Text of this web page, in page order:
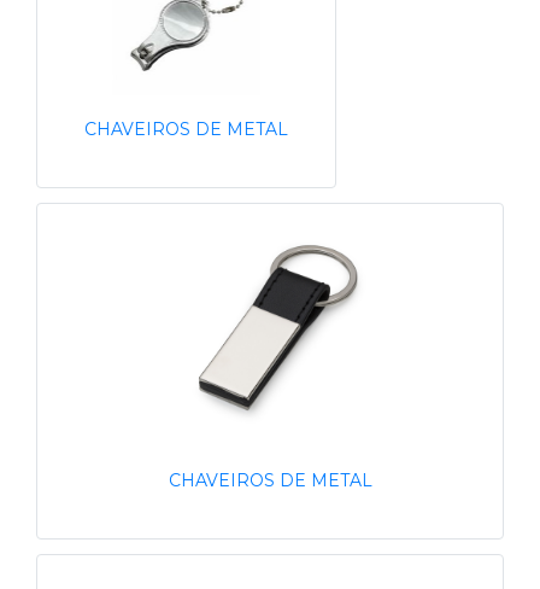
CHAVEIROS DE METAL
CHAVEIROS DE METAL